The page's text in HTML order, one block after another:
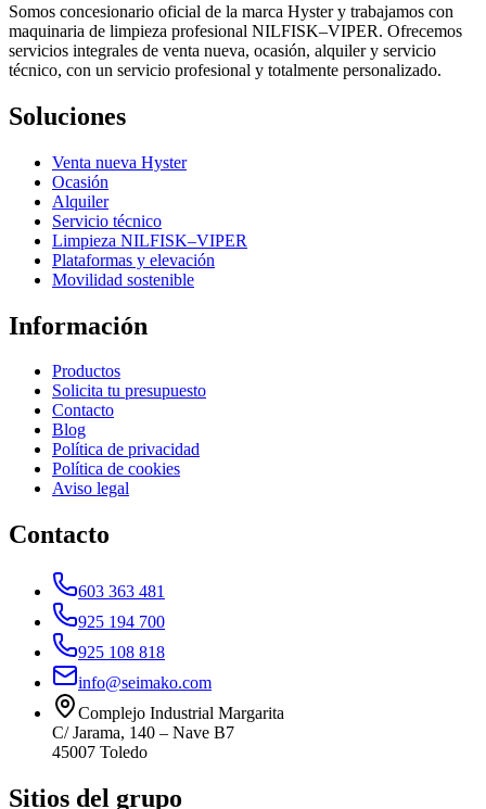
Somos concesionario oficial de la marca Hyster y trabajamos con
maquinaria de limpieza profesional NILFISK–VIPER. Ofrecemos
servicios integrales de venta nueva, ocasión, alquiler y servicio
técnico, con un servicio profesional y totalmente personalizado.
Soluciones
Venta nueva Hyster
Ocasión
Alquiler
Servicio técnico
Limpieza NILFISK–VIPER
Plataformas y elevación
Movilidad sostenible
Información
Productos
Solicita tu presupuesto
Contacto
Blog
Política de privacidad
Política de cookies
Aviso legal
Contacto
603 363 481
925 194 700
925 108 818
info@seimako.com
Complejo Industrial Margarita
C/ Jarama, 140 – Nave B7
45007 Toledo
Sitios del grupo